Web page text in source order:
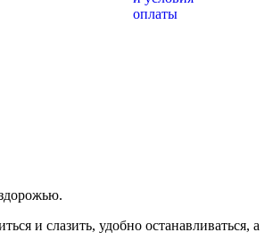
и слазить, удобно останавливаться, а